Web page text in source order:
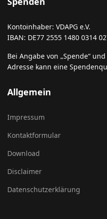
Kontoinhaber: VDAPG e.V.
IBAN: DE77 2555 1480 0314
Bei Angabe von „Spende“
Adresse kann eine
Allgemein
Impressum
Kontaktformular
Download
Disclaimer
Datenschutzerklärung